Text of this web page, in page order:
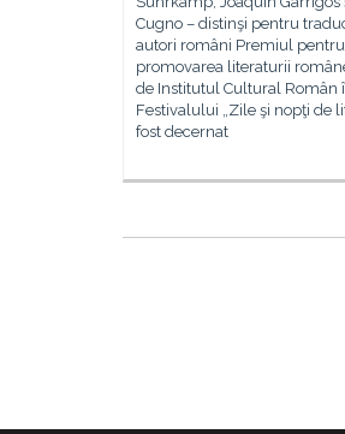
Cugno – distinşi pentru
autori români Premiul pentru
promovarea literaturii
de Institutul Cultural Român
Festivalului „Zile şi nopţi de
fost decernat